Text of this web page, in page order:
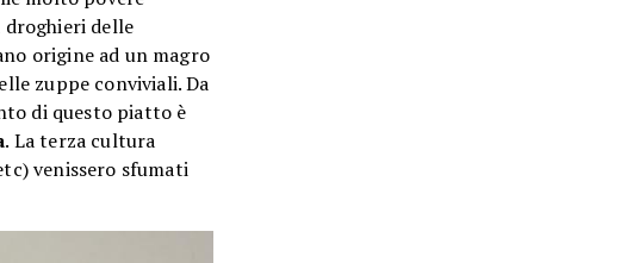
droghieri delle
origine ad un magro
zuppe conviviali. Da
di questo piatto è
. La terza cultura
venissero sfumati